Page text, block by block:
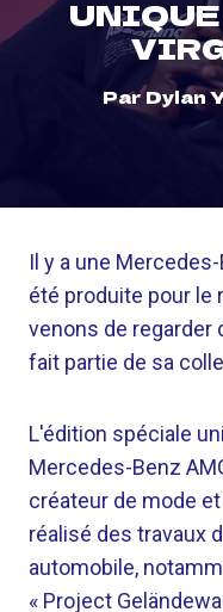
ParDylan
Il y a une
été produite pour le
venons de regarder
fait partie de sa
L'édition spéciale
Mercedes-Benz
créateur de mode
réalisé des travaux
automobile,
« Project